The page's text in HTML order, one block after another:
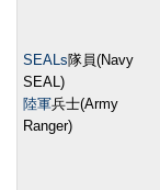
SEALs隊員(Navy
SEAL)
陸軍兵士(Army
Ranger)